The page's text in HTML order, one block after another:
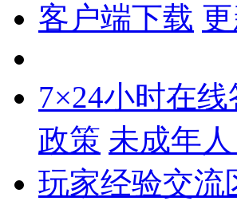
客户端下载
7×24小时在线
政策 未成年
玩家经验交流